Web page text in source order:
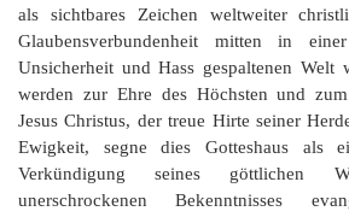
als sichtbares Zeichen weltweiter
Glaubensverbundenheit mitten in
Unsicherheit und Hass gespaltenen Welt
werden zur Ehre des Höchsten und
Jesus Christus, der treue Hirte seiner
Ewigkeit, segne dies Gotteshaus als
Verkündigung seines göttlichen
unerschrockenen Bekenntnisses